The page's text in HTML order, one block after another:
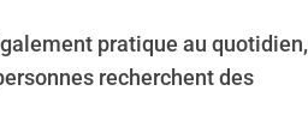
pratique au quotidien,
recherchent des